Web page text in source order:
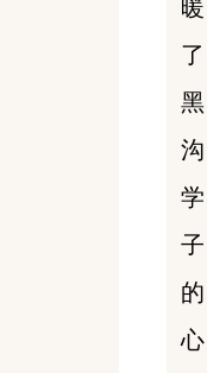
暖
了
黑
沟
学
子
的
心